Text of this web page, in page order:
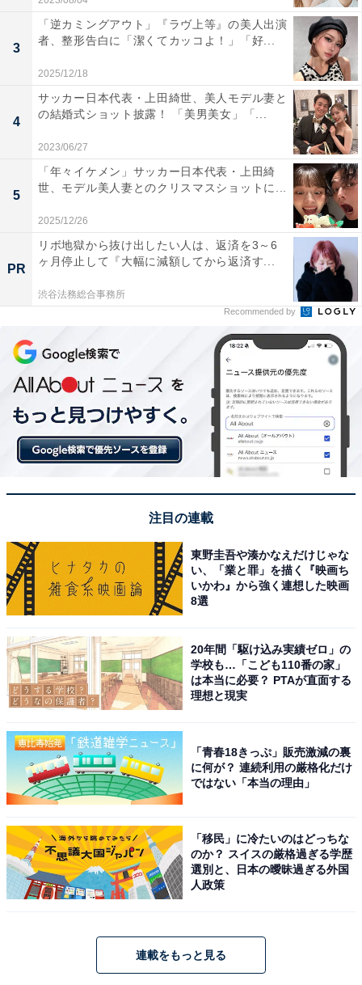
3
「逆カミングアウト」『ラヴ上等』の美人出演
者、整形告白に「潔くてカッコよ！」「好...
2025/12/18
4
サッカー日本代表・上田綺世、美人モデル妻と
の結婚式ショット披露！ 「美男美女」「...
2023/06/27
5
「年々イケメン」サッカー日本代表・上田綺
世、モデル美人妻とのクリスマスショットに...
2025/12/26
PR
リボ地獄から抜け出したい人は、返済を3～6
ヶ月停止して『大幅に減額してから返済す...
渋谷法務総合事務所
Recommended by
注目の連載
東野圭吾や湊かなえだけじゃな
い、「業と罪」を描く『映画ち
いかわ』から強く連想した映画
8選
20年間「駆け込み実績ゼロ」の
学校も…「こども110番の家」
は本当に必要？ PTAが直面する
理想と現実
「青春18きっぷ」販売激減の裏
に何が？ 連続利用の厳格化だけ
ではない「本当の理由」
「移民」に冷たいのはどっちな
のか？ スイスの厳格過ぎる学歴
選別と、日本の曖昧過ぎる外国
人政策
連載をもっと見る